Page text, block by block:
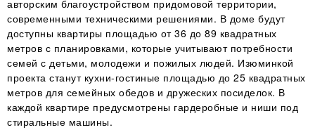
авторским благоустройством придомовой территории,
современными техническими решениями. В доме будут
доступны квартиры площадью от 36 до 89 квадратных
метров с планировками, которые учитывают потребности
семей с детьми, молодежи и пожилых людей. Изюминкой
проекта станут кухни-гостиные площадью до 25 квадратных
метров для семейных обедов и дружеских посиделок. В
каждой квартире предусмотрены гардеробные и ниши под
стиральные машины.